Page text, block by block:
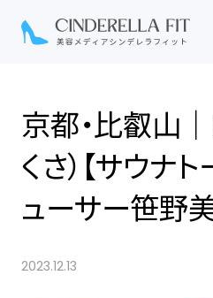
京都・比叡山
くさ）【サウナ
ューサー笹野
2023.12.13